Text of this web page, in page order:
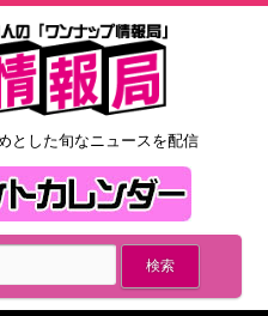
とした旬なニュースを配信